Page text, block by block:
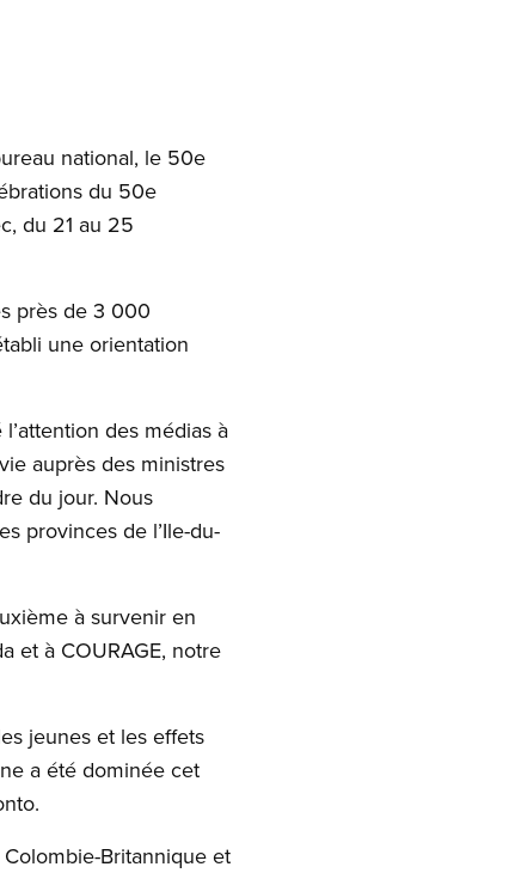
national, le 50e
du 50e
du 21 au 25
près de 3 000
une orientation
des médias à
auprès des ministres
du jour. Nous
provinces de l’Ile-du-
à survenir en
et à COURAGE, notre
jeunes et les effets
a été dominée cet
Britannique et